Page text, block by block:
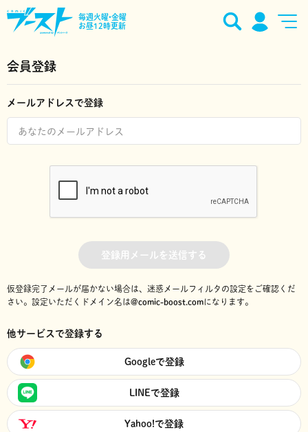
毎週火曜•金曜
お昼12時更新
会員登録
メールアドレスで登録
登録用メールを送信する
仮登録完了メールが届かない場合は、迷惑メールフィルタの設定をご確認くだ
さい。 設定いただくドメイン名は@comic-boost.comになります。
他サービスで登録する
Googleで登録
LINEで登録
Yahoo!で登録